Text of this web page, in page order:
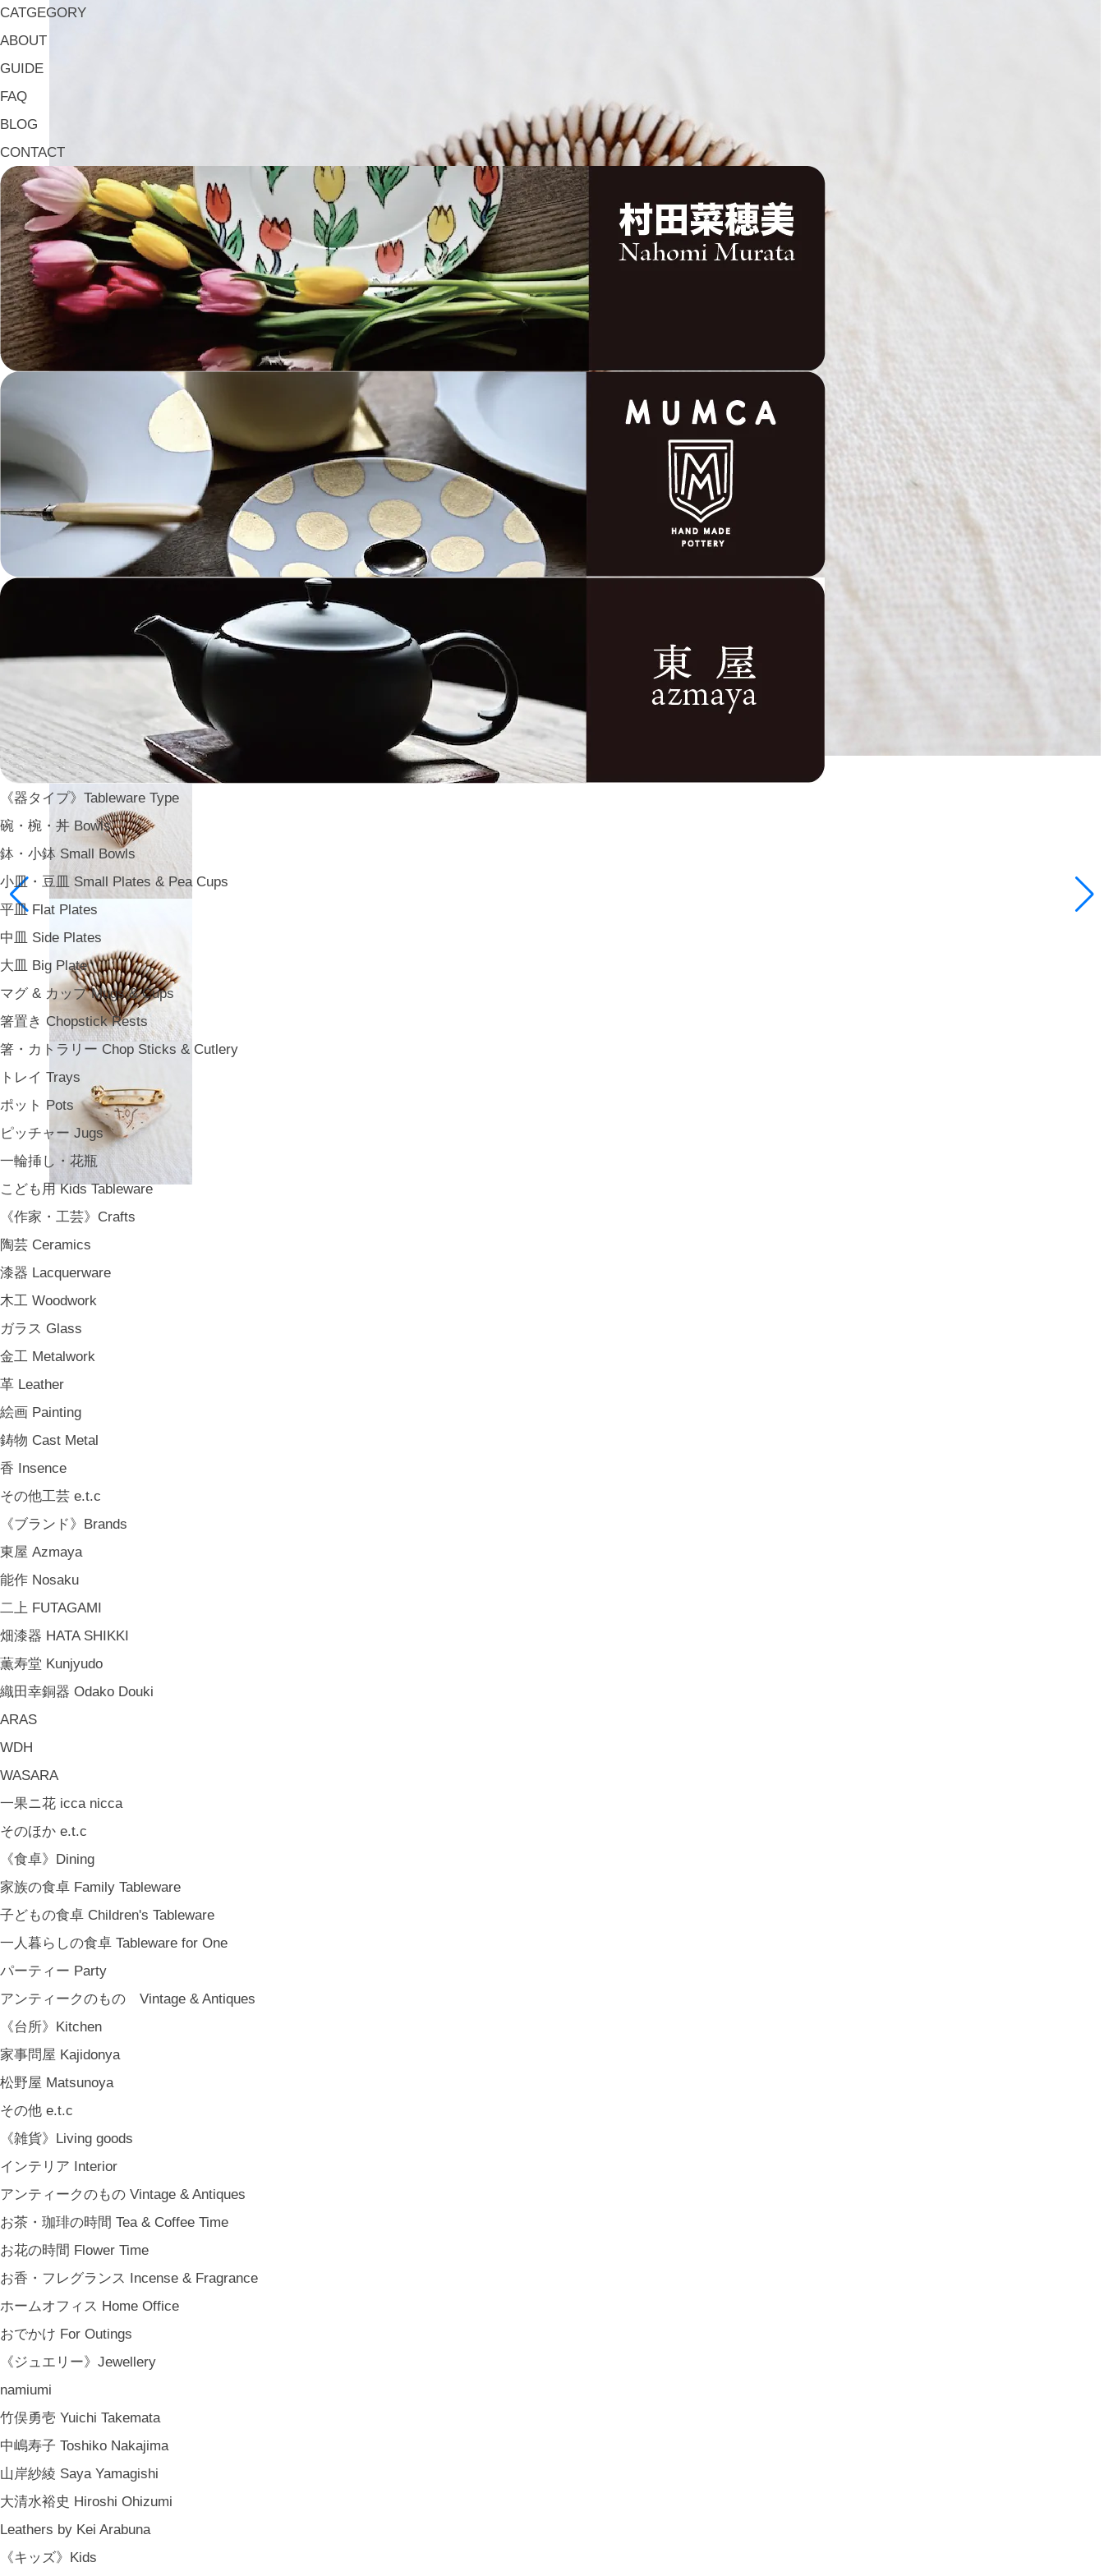
CATGEGORY
ABOUT
GUIDE
FAQ
BLOG
CONTACT
《器タイプ》Tableware Type
碗・椀・丼 Bowls
鉢・小鉢 Small Bowls
小皿・豆皿 Small Plates & Pea Cups
平皿 Flat Plates
中皿 Side Plates
大皿 Big Plate
マグ & カップ Mugs & Cups
箸置き Chopstick Rests
箸・カトラリー Chop Sticks & Cutlery
トレイ Trays
ポット Pots
ピッチャー Jugs
一輪挿し・花瓶
こども用 Kids Tableware
《作家・工芸》Crafts
陶芸 Ceramics
漆器 Lacquerware
木工 Woodwork
ガラス Glass
金工 Metalwork
革 Leather
絵画 Painting
鋳物 Cast Metal
香 Insence
その他工芸 e.t.c
《ブランド》Brands
東屋 Azmaya
能作 Nosaku
二上 FUTAGAMI
畑漆器 HATA SHIKKI
薫寿堂 Kunjyudo
織田幸銅器 Odako Douki
ARAS
WDH
WASARA
一果ニ花 icca nicca
そのほか e.t.c
《食卓》Dining
家族の食卓 Family Tableware
子どもの食卓 Children's Tableware
一人暮らしの食卓 Tableware for One
パーティー Party
アンティークのもの Vintage & Antiques
《台所》Kitchen
家事問屋 Kajidonya
松野屋 Matsunoya
その他 e.t.c
《雑貨》Living goods
インテリア Interior
アンティークのもの Vintage & Antiques
お茶・珈琲の時間 Tea & Coffee Time
お花の時間 Flower Time
お香・フレグランス Incense & Fragrance
ホームオフィス Home Office
おでかけ For Outings
《ジュエリー》Jewellery
namiumi
竹俣勇壱 Yuichi Takemata
中嶋寿子 Toshiko Nakajima
山岸紗綾 Saya Yamagishi
大清水裕史 Hiroshi Ohizumi
Leathers by Kei Arabuna
《キッズ》Kids
[ MENU ]